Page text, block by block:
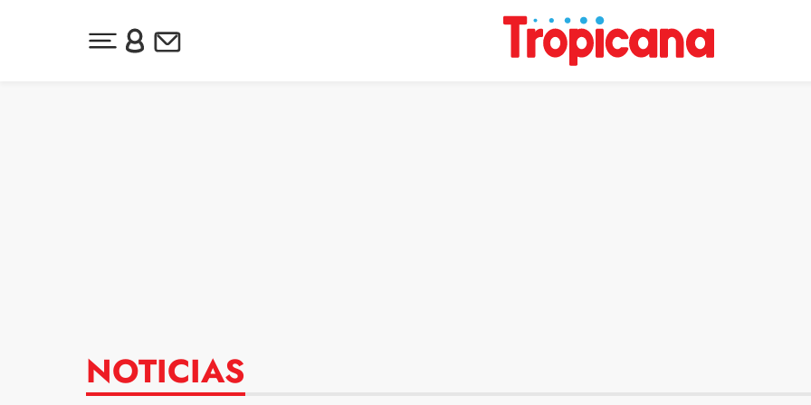
Desplegar menú principal
Inicia sesión o regístrate
Newsletter
NOTICIAS